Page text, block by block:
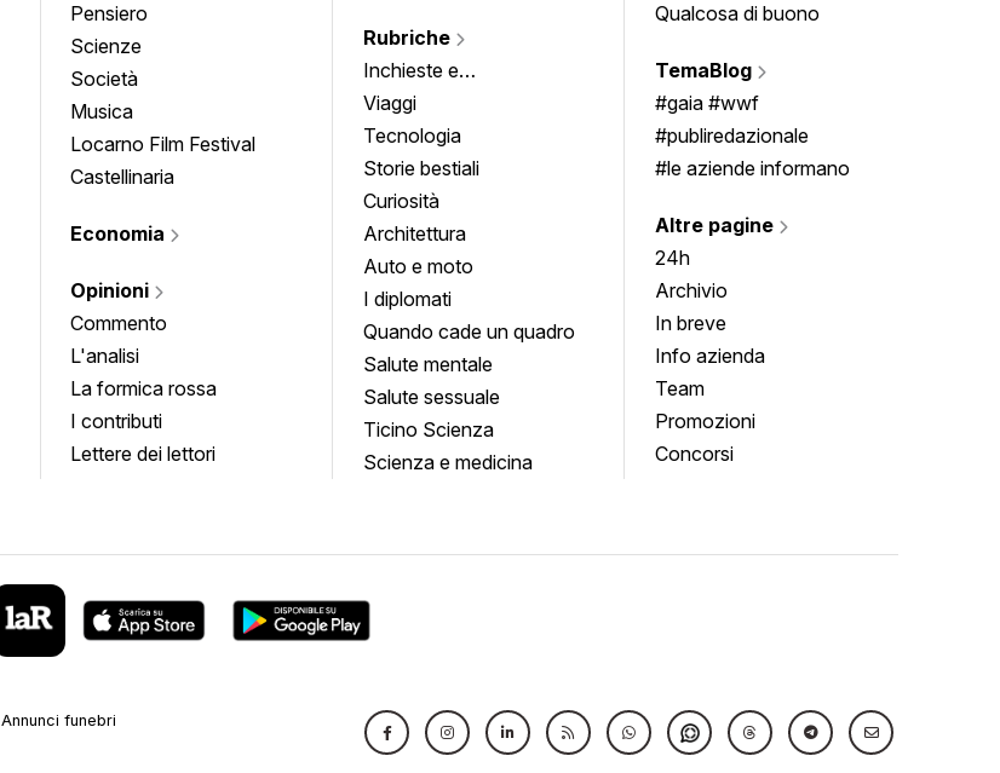
Pensiero
Scienze
Società
Musica
Locarno Film Festival
Castellinaria
Economia
Opinioni
Commento
L'analisi
La formica rossa
I contributi
Lettere dei lettori
Rubriche
Inchieste e
approfondimenti
Viaggi
Tecnologia
Storie bestiali
Curiosità
Architettura
Auto e moto
I diplomati
Quando cade un quadro
Salute mentale
Salute sessuale
Ticino Scienza
Scienza e medicina
Qualcosa di buono
TemaBlog
#gaia #wwf
#publiredazionale
#le aziende informano
Altre pagine
24h
Archivio
In breve
Info azienda
Team
Promozioni
Concorsi
Annunci funebri